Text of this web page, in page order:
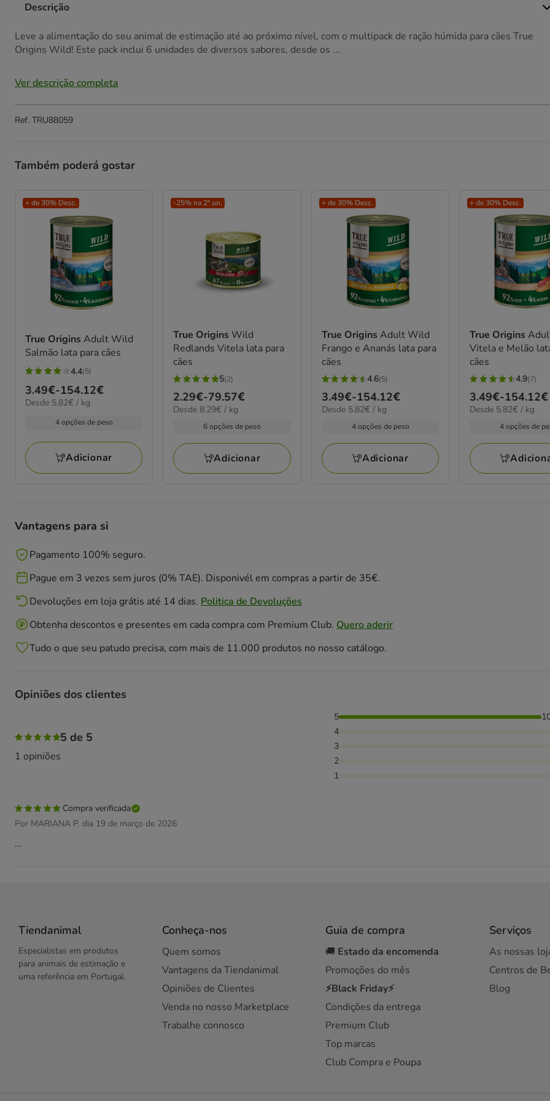
Descrição
Leve a alimentação do seu animal de estimação até ao próximo nível, com o multipack de ração húmida para cães True
Origins Wild! Este pack inclui 6 unidades de diversos sabores, desde os ...
Ver descrição completa
Ref. TRU88059
Também poderá gostar
+ de 30% Desc.
True Origins Adult Wild
Salmão lata para cães
4.4
estrelas
com
4.4(5)
Preço
de
154.12€
3.49€-154.12€
5.82€
Desde 5.82€ / kg
4 opções de peso
Adicionar
-25% na 2ª un.
True Origins Wild
Redlands Vitela lata para
cães
5
estrelas
com
avaliações
5(2)
Preço
de
79.57€
2.29€-79.57€
8.29€
Desde 8.29€ / kg
6 opções de peso
Adicionar
+ de 30% Desc.
True Origins Adult Wild
Frango e Ananás lata para
cães
4.6
estrelas
com
avaliações
4.6(5)
Preço
de
154.12€
3.49€-154.12€
5.82€
Desde 5.82€ / kg
4 opções de peso
Adicionar
+ de 30% Desc.
True Origins
Vitela e Melão lata
cães
4.9
estrelas
com
avaliações
4.9(7)
Preço
de
154.12€
3.49€-154.12€
5.82€
Desde 5.82€ / kg
4 opções de
Vantagens para si
Pagamento 100% seguro.
Pague em 3 vezes sem juros (0% TAE). Disponivél em compras a partir de 35€.
Devoluções em loja grátis até 14 dias. Politica de Devoluções
Obtenha descontos e presentes em cada compra com Premium Club. Quero aderir
Tudo o que seu patudo precisa, com mais de 11.000 produtos no nosso catálogo.
Opiniões dos clientes
5 de 5
1 opiniões
5
4
3
2
1
Compra verificada
Por MARIANA P. dia 19 de março de 2026
...
Tiendanimal
Especialistas em produtos
para animais de estimação e
uma referência em Portugal.
Conheça-nos
Quem somos
Vantagens da Tiendanimal
Opiniões de Clientes
Venda no nosso Marketplace
Trabalhe connosco
Guia de compra
🚚 Estado da encomenda
Promoções do mês
⚡Black Friday⚡
Condições da entrega
Premium Club
Top marcas
Club Compra e Poupa
Serviços
As nossas
Centros de
Blog